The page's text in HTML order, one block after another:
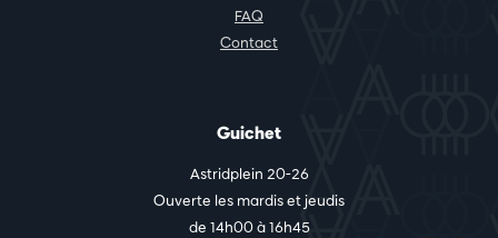
FAQ
Contact
Guichet
Astridplein 20-26
Ouverte les mardis et jeudis
de 14h00 à 16h45